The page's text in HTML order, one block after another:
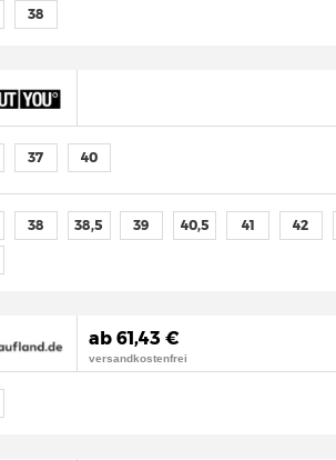
38
37 40
38 38,5 39 40,5 41 42
ab 61,43 €
versandkostenfrei